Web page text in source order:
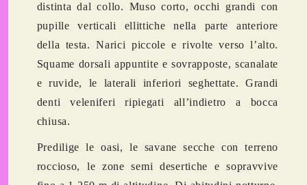
distinta dal collo. Muso corto, occhi grandi con
pupille verticali ellittiche nella parte anteriore
della testa. Narici piccole e rivolte verso l’alto.
Squame dorsali appuntite e sovrapposte, scanalate
e ruvide, le laterali inferiori seghettate. Grandi
denti veleniferi ripiegati all’indietro a bocca
chiusa.
Predilige le oasi, le savane secche con terreno
roccioso, le zone semi desertiche e sopravvive